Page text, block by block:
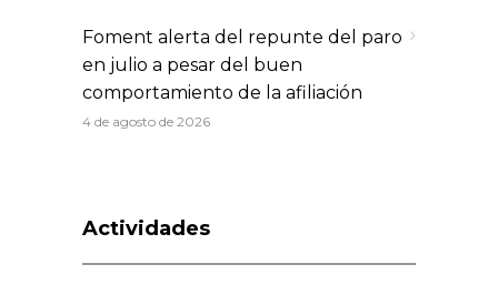
Foment alerta del repunte del paro
en julio a pesar del buen
comportamiento de la afiliación
4 de agosto de 2026
Actividades